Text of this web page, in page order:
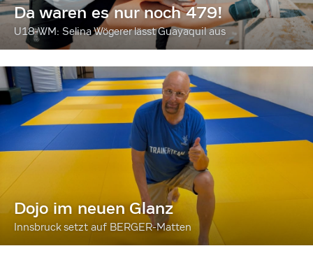
Da waren es nur noch 479!
U18-WM: Selina Wögerer lässt Guayaquil aus
Dojo im neuen Glanz
Innsbruck setzt auf BERGER-Matten